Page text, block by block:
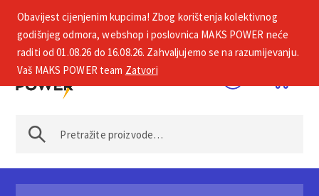
+385 1 2002 575
Obavijest cijenjenim kupcima! Zbog korištenja kolektivnog
godišnjeg odmora, webshop i poslovnica MAKS POWER neće
raditi od 01.08.26 do 16.08.26. Zahvaljujemo se na razumijevanju.
Vaš MAKS POWER team Zatvori